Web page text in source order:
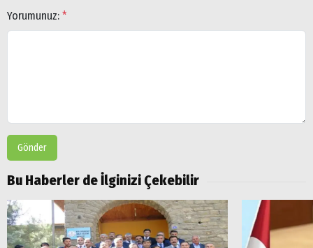
Yorumunuz: *
Gönder
Bu Haberler de İlginizi Çekebilir